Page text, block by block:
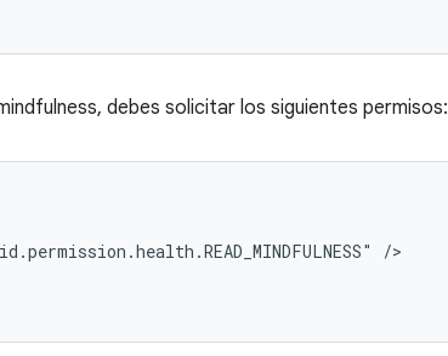
debes solicitar los siguientes permisos:
/>